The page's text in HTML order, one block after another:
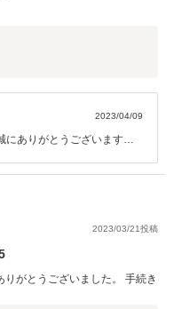
2023/04/09
にありがとうございます。
2023/03/21投稿
がとうございました。 手続き